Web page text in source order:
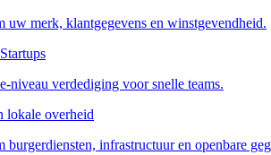
uw merk, klantgegevens en winstgevendheid.
niveau verdediging voor snelle teams.
lokale overheid
burgerdiensten, infrastructuur en openbare